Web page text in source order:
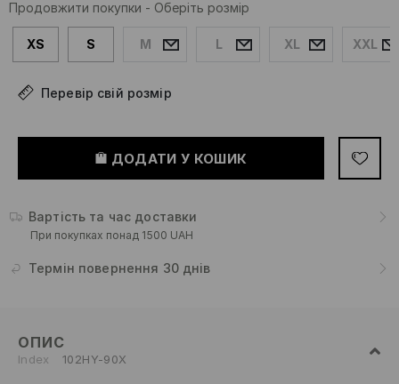
Продовжити покупки - Оберіть розмір
XS S M L XL XXL
Перевір свій розмір
ДОДАТИ У КОШИК
Вартість та час доставки
При покупках понад 1500 UAH
Термін повернення 30 днів
ОПИС
Index 102HY-90X